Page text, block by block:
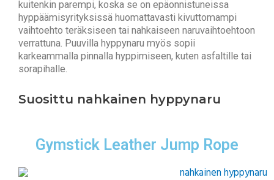
kuitenkin parempi, koska se on epäonnistuneissa
hyppäämisyrityksissä huomattavasti kivuttomampi
vaihtoehto teräksiseen tai nahkaiseen naruvaihtoehtoon
verrattuna. Puuvilla hyppynaru myös sopii
karkeammalla pinnalla hyppimiseen, kuten asfaltille tai
sorapihalle.
Suosittu nahkainen hyppynaru
Gymstick Leather Jump Rope